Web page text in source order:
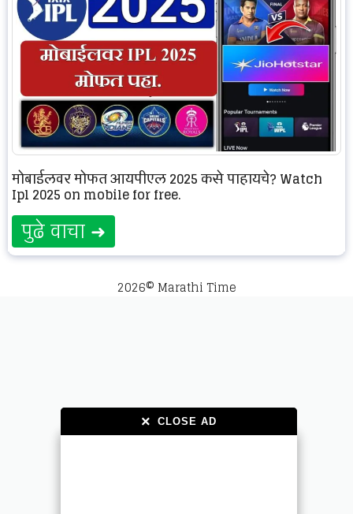
× CLOSE AD
× CLOSE AD
मोबाईलवर मोफत आयपीएल 2025 कसे पाहायचे? Watch
Ipl 2025 on mobile for free.
पुढे वाचा ➜
2026© Marathi Time